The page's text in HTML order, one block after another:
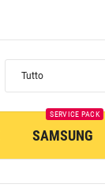
SAMSUNG
SERVICE PACK